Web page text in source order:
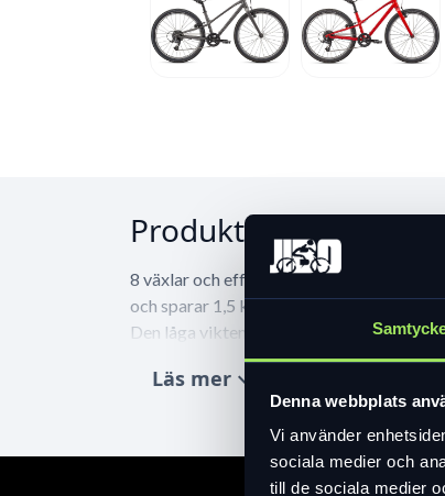
Denna webbplats
Vi använder
sociala medier och
till de sociala medier
Produktinformation
8 växlar och effektiva och säkra
och sparar 1,5 kg vikt!
Den låga vikten gör denna cykel mycket
Läs mer expand_more